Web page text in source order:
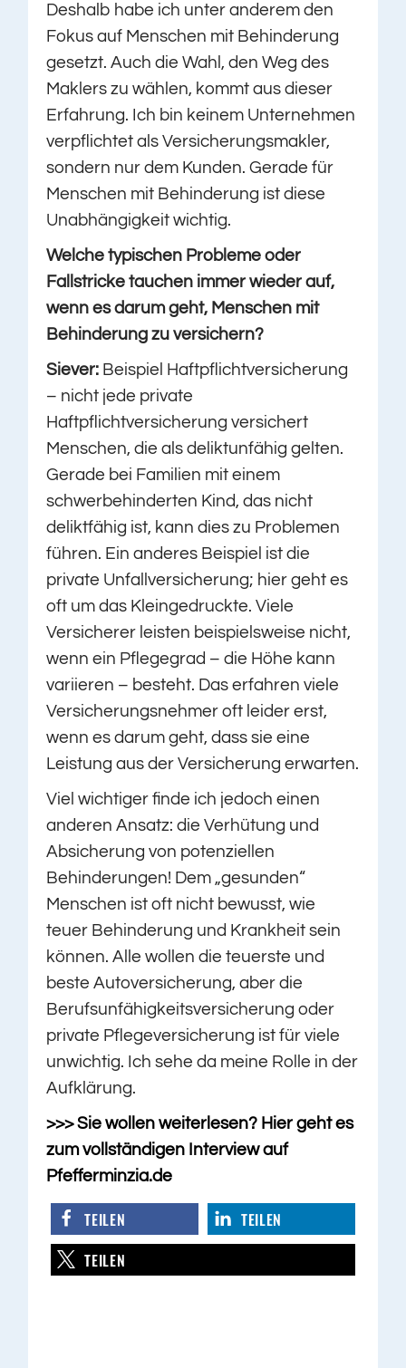
Deshalb habe ich unter anderem den
Fokus auf Menschen mit Behinderung
gesetzt. Auch die Wahl, den Weg des
Maklers zu wählen, kommt aus dieser
Erfahrung. Ich bin keinem Unternehmen
verpflichtet als Versicherungsmakler,
sondern nur dem Kunden. Gerade für
Menschen mit Behinderung ist diese
Unabhängigkeit wichtig.
Welche typischen Probleme oder
Fallstricke tauchen immer wieder auf,
wenn es darum geht, Menschen mit
Behinderung zu versichern?
Siever: Beispiel Haftpflichtversicherung
– nicht jede private
Haftpflichtversicherung versichert
Menschen, die als deliktunfähig gelten.
Gerade bei Familien mit einem
schwerbehinderten Kind, das nicht
deliktfähig ist, kann dies zu Problemen
führen. Ein anderes Beispiel ist die
private Unfallversicherung; hier geht es
oft um das Kleingedruckte. Viele
Versicherer leisten beispielsweise nicht,
wenn ein Pflegegrad – die Höhe kann
variieren – besteht. Das erfahren viele
Versicherungsnehmer oft leider erst,
wenn es darum geht, dass sie eine
Leistung aus der Versicherung erwarten.
Viel wichtiger finde ich jedoch einen
anderen Ansatz: die Verhütung und
Absicherung von potenziellen
Behinderungen! Dem „gesunden“
Menschen ist oft nicht bewusst, wie
teuer Behinderung und Krankheit sein
können. Alle wollen die teuerste und
beste Autoversicherung, aber die
Berufsunfähigkeitsversicherung oder
private Pflegeversicherung ist für viele
unwichtig. Ich sehe da meine Rolle in der
Aufklärung.
>>> Sie wollen weiterlesen? Hier geht es
zum vollständigen Interview auf
Pfefferminzia.de
TEILEN
TEILEN
TEILEN